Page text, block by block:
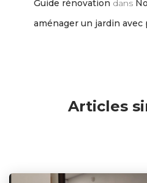
Guide rénovation dans
aménager un jardin avec
Articles